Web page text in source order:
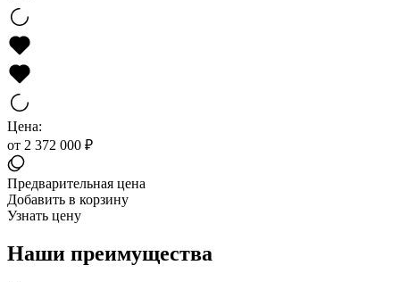
Цена:
от 2 372 000 ₽
Предварительная цена
Добавить в корзину
Узнать цену
Наши преимущества